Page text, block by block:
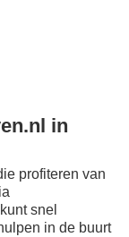
in
profiteren van
snel
in de buurt